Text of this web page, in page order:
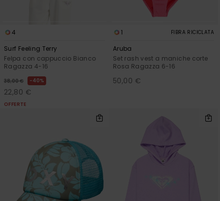
4
Surf Feeling Terry
Felpa con cappuccio Bianco
Ragazza 4-16
38,00 € 40%
22,80 €
OFFERTE
1 FIBRA RICICLATA
Aruba
Set rash vest a maniche corte
Rosa Ragazza 6-16
50,00 €